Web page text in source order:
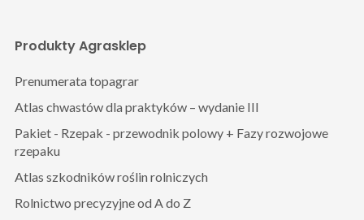
Produkty Agrasklep
Prenumerata topagrar
Atlas chwastów dla praktyków – wydanie III
Pakiet - Rzepak - przewodnik polowy + Fazy rozwojowe
rzepaku
Atlas szkodników roślin rolniczych
Rolnictwo precyzyjne od A do Z